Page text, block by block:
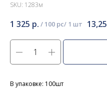
SKU: 1283м
1 325 р. / 100 pc 13,25
В упаковке: 100шт